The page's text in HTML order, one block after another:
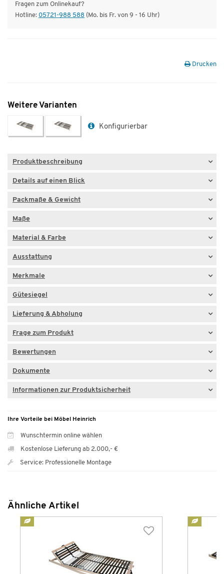
Fragen zum Onlinekauf?
Hotline: 05721-988 588 (Mo. bis Fr. von 9 - 16 Uhr)
Drucken
Weitere Varianten
Konfigurierbar
Produktbeschreibung
Details auf einen Blick
Packmaße & Gewicht
Maße
Material & Farbe
Ausstattung
Merkmale
Gütesiegel
Lieferung & Abholung
Frage zum Produkt
Bewertungen
Dokumente
Informationen zur Produktsicherheit
Ihre Vorteile bei Möbel Heinrich
Wunschtermin online wählen
Kostenlose Lieferung ab 2.000,- €
Service: Professionelle Montage
Ähnliche Artikel